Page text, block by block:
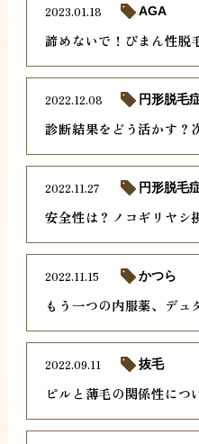
諦めないで！びまん性脱
2023.01.18 AGA
診断結果をどう活かす？
2022.12.08 円形脱毛
安全性は？ノコギリヤシ
2022.11.27 円形脱毛
もう一つの内服薬、デュ
2022.11.15 かつら
ピルと薄毛の関係性につ
2022.09.11 抜毛